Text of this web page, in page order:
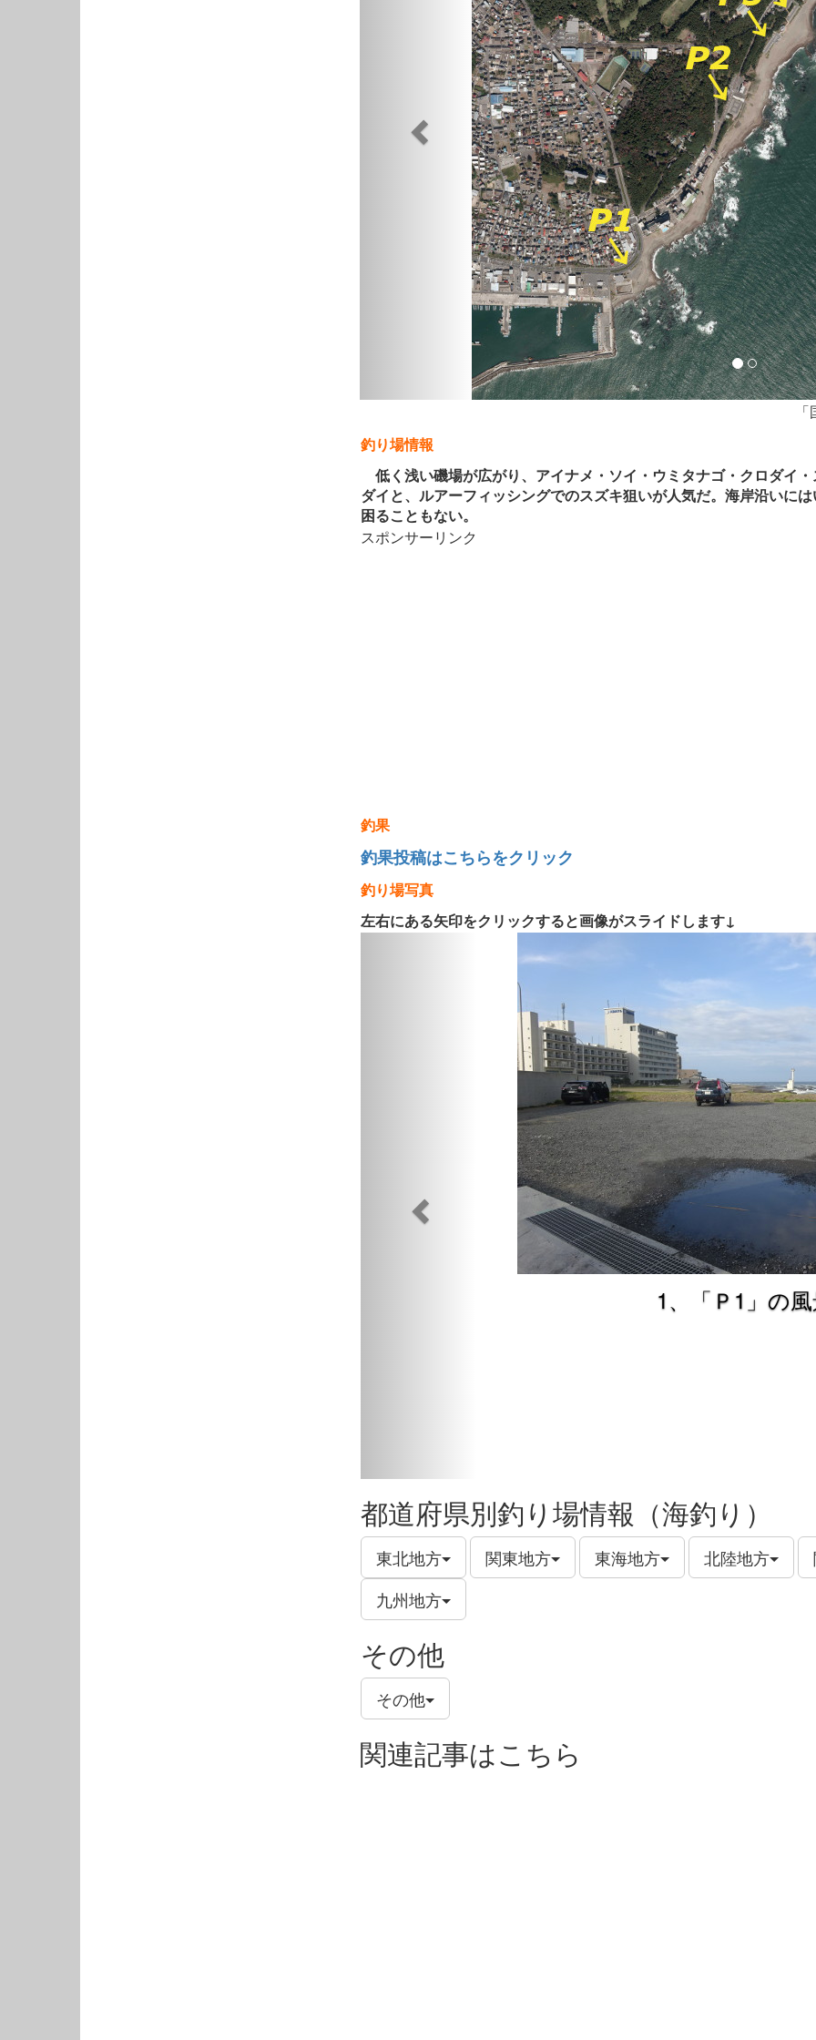
釣り場情報
低く浅い磯場が広がり、アイナメ・ソイ・ウミタナゴ・クロダイ
ダイと、ルアーフィッシングでのスズキ狙いが人気だ。海岸沿いに
困ることもない。
スポンサーリンク
釣果
釣果投稿はこちらをクリック
釣り場写真
左右にある矢印をクリックすると画像がスライドします↓
1、「Ｐ1」の
都道府県別釣り場情報（海釣り）
東北地方 関東地方 東海地方 北陸地方
九州地方
その他
その他
関連記事はこちら